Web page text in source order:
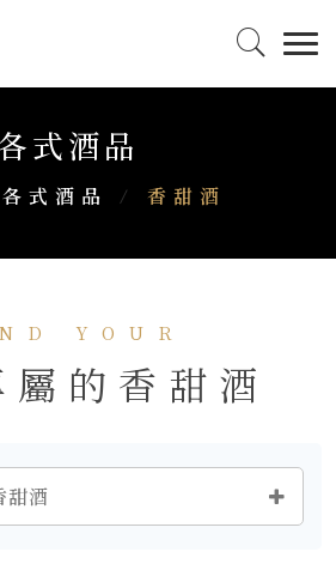
式酒品
各式酒品 / 香甜酒
YOUR
屬的香甜酒
甜酒